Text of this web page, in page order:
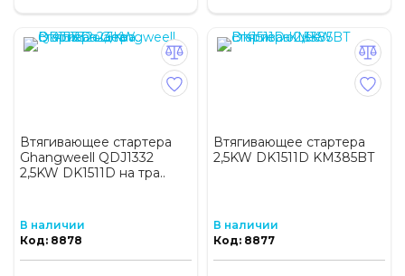
Втягивающее стартера
Ghangweell QDJ1332
2,5KW DK1511D на тра..
В наличии
Код: 8878
Втягивающее стартера
2,5KW DK1511D KM385BT
В наличии
Код: 8877